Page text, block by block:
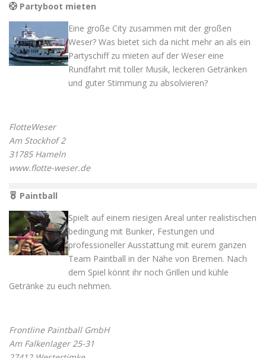
Partyboot mieten
Eine große City zusammen mit der großen
Weser? Was bietet sich da nicht mehr an als ein
Partyschiff zu mieten auf der Weser eine
Rundfahrt mit toller Musik, leckeren Getränken
und guter Stimmung zu absolvieren?
FlotteWeser
Am Stockhof 2
31785 Hameln
www.flotte-weser.de
Paintball
Spielt auf einem riesigen Areal unter realistischen
bedingung mit Bunker, Festungen und
professioneller Ausstattung mit eurem ganzen
Team Paintball in der Nähe von Bremen. Nach
dem Spiel könnt ihr noch Grillen und kühle
Getränke zu euch nehmen.
Frontline Paintball GmbH
Am Falkenlager 25-31